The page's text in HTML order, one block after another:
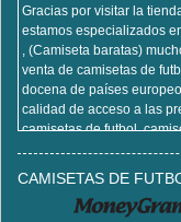
Gracias por visitar la
estamos especializados
, (Camiseta baratas)
venta de camisetas de
docena de países
calidad de acceso a las
camisetas de futbol,
sitios de la camisa de
máquina, no
CAMISETAS DE